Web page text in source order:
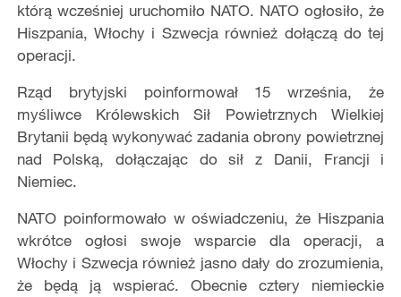
którą wcześniej uruchomiło NATO. NATO ogłosiło, że
Hiszpania, Włochy i Szwecja również dołączą do tej
operacji.
Rząd brytyjski poinformował 15 września, że
myśliwce Królewskich Sił Powietrznych Wielkiej
Brytanii będą wykonywać zadania obrony powietrznej
nad Polską, dołączając do sił z Danii, Francji i
Niemiec.
NATO poinformowało w oświadczeniu, że Hiszpania
wkrótce ogłosi swoje wsparcie dla operacji, a
Włochy i Szwecja również jasno dały do ​​zrozumienia,
że ​​będą ją wspierać. Obecnie cztery niemieckie